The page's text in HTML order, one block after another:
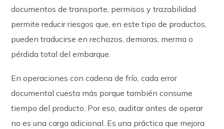
documentos de transporte, permisos y trazabilidad
permite reducir riesgos que, en este tipo de productos,
pueden traducirse en rechazos, demoras, merma o
pérdida total del embarque.
En operaciones con cadena de frío, cada error
documental cuesta más porque también consume
tiempo del producto. Por eso, auditar antes de operar
no es una carga adicional. Es una práctica que mejora